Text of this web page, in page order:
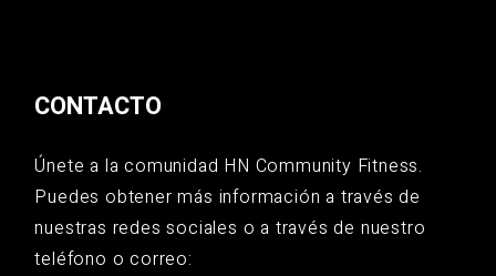
CONTACTO
Únete a la comunidad HN Community Fitness.
Puedes obtener más información a través de
nuestras redes sociales o a través de nuestro
teléfono o correo: